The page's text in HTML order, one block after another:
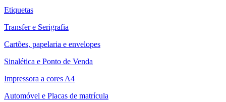
Etiquetas
Transfer e Serigrafia
Cartões, papelaria e envelopes
Sinalética e Ponto de Venda
Impressora a cores A4
Automóvel e Placas de matrícula